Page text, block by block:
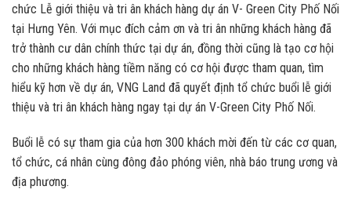
chức Lễ giới thiệu và tri ân khách hàng dự án V- Green City Phố Nối
tại Hưng Yên. Với mục đích cảm ơn và tri ân những khách hàng đã
trở thành cư dân chính thức tại dự án, đồng thời cũng là tạo cơ hội
cho những khách hàng tiềm năng có cơ hội được tham quan, tìm
hiểu kỹ hơn về dự án, VNG Land đã quyết định tổ chức buổi lễ giới
thiệu và tri ân khách hàng ngay tại dự án V-Green City Phố Nối.
Buổi lễ có sự tham gia của hơn 300 khách mời đến từ các cơ quan,
tổ chức, cá nhân cùng đông đảo phóng viên, nhà báo trung ương và
địa phương.